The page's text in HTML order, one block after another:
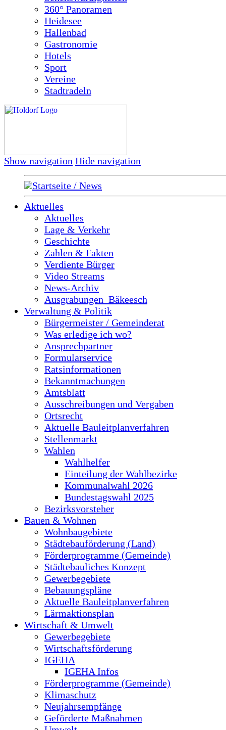
360° Panoramen
Heidesee
Hallenbad
Gastronomie
Hotels
Sport
Vereine
Stadtradeln
Show navigation Hide navigation
Startseite / News
Aktuelles
Aktuelles
Lage & Verkehr
Geschichte
Zahlen & Fakten
Verdiente Bürger
Video Streams
News-Archiv
Ausgrabungen_Bäkeesch
Verwaltung & Politik
Bürgermeister / Gemeinderat
Was erledige ich wo?
Ansprechpartner
Formularservice
Ratsinformationen
Bekanntmachungen
Amtsblatt
Ausschreibungen und Vergaben
Ortsrecht
Aktuelle Bauleitplanverfahren
Stellenmarkt
Wahlen
Wahlhelfer
Einteilung der Wahlbezirke
Kommunalwahl 2026
Bundestagswahl 2025
Bezirksvorsteher
Bauen & Wohnen
Wohnbaugebiete
Städtebauförderung (Land)
Förderprogramme (Gemeinde)
Städtebauliches Konzept
Gewerbegebiete
Bebauungspläne
Aktuelle Bauleitplanverfahren
Lärmaktionsplan
Wirtschaft & Umwelt
Gewerbegebiete
Wirtschaftsförderung
IGEHA
IGEHA Infos
Förderprogramme (Gemeinde)
Klimaschutz
Neujahrsempfänge
Geförderte Maßnahmen